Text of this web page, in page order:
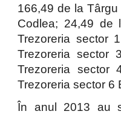
166,49 de la
Codlea; 24,49 de
Trezoreria sector
Trezoreria sector
Trezoreria sector
Trezoreria sector 6
În anul 2013 au